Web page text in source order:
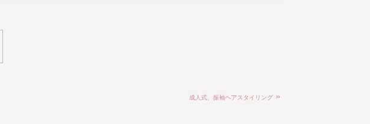
成人式、振袖ヘアスタイリング»